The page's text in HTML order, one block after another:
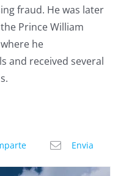
fraud. He was later
Prince William
he
and received several
Envia